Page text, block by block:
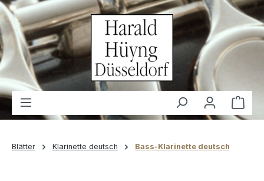
springen
Blätter Klarinette deutsch Bass-Klarinette deutsch